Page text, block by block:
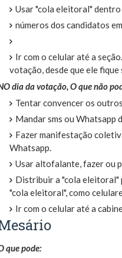
Usar "cola eleitoral" dentro
números dos candidatos
Ir com o celular até a
votação, desde que ele
dia da votação, O que não
Tentar convencer os
Mandar sms ou Whatsapp
Fazer manifestação
Whatsapp.
Usar altofalante, fazer ou
Distribuir a "cola eleitoral"
"cola eleitoral", como
Ir com o celular até a
que pode: